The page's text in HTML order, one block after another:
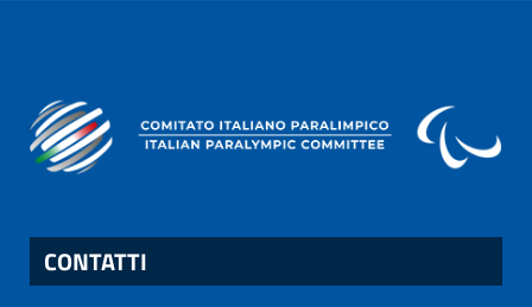
CONTATTI